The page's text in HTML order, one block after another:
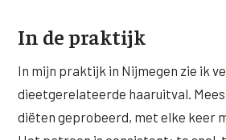
In de praktijk
In mijn praktijk in Nijmegen zie ik
dieetgerelateerde haaruitval.
diëten geprobeerd, met elke keer